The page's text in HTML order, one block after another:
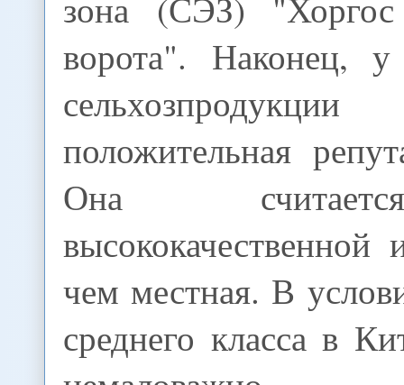
ворота". Наконец, у
положительная
Она
высококачественной
чем местная. В
среднего класса в